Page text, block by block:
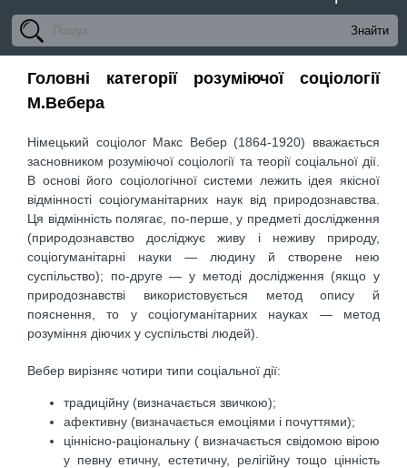
Головні категорії розуміючої соціології
М.Вебера
Німецький соціолог Макс Вебер (1864-1920) вважається
засновником розуміючої соціології та теорії соціальної дії.
В основі його соціологічної системи лежить ідея якісної
відмінності соціогуманітарних наук від природознавства.
Ця відмінність полягає, по-перше, у предметі дослідження
(природознавство досліджує живу і неживу природу,
соціогуманітарні науки — людину й створене нею
суспільство); по-друге — у методі дослідження (якщо у
природознавстві використовується метод опису й
пояснення, то у соціогуманітарних науках — метод
розуміння діючих у суспільстві людей).
Вебер вирізняє чотири типи соціальної дії:
традиційну (визначається звичкою);
афективну (визначається емоціями і почуттями);
ціннісно-раціональну ( визначається свідомою вірою
у певну етичну, естетичну, релігійну тощо цінність